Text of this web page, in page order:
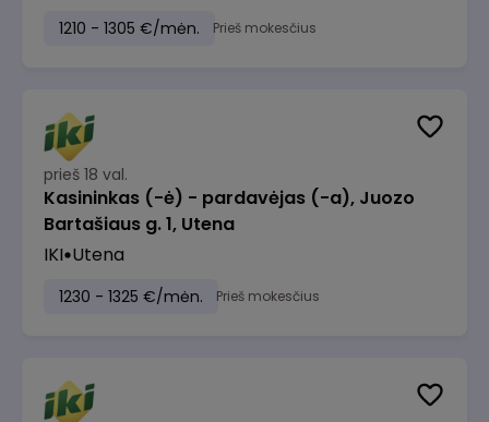
1210 - 1305 €/mėn. Prieš mokesčius
prieš 18 val.
Kasininkas (-ė) - pardavėjas (-a), Juozo
Bartašiaus g. 1, Utena
IKI Utena
1230 - 1325 €/mėn. Prieš mokesčius